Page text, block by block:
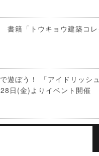
書籍「トウキョウ建築コレ
遊ぼう！ 「アイドリッシ
日(金)よりイベント開催